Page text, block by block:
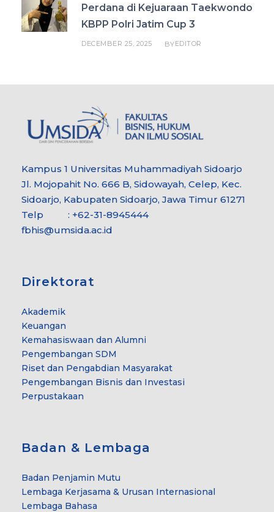
Perdana di Kejuaraan Taekwondo
KBPP Polri Jatim Cup 3
DECEMBER 25, 2025 BYEDITOR
Kampus 1 Universitas Muhammadiyah Sidoarjo
Jl. Mojopahit No. 666 B, Sidowayah, Celep, Kec.
Sidoarjo, Kabupaten Sidoarjo, Jawa Timur 61271
Telp : +62-31-8945444
fbhis@umsida.ac.id
Direktorat
Akademik
Keuangan
Kemahasiswaan dan Alumni
Pengembangan SDM
Riset dan Pengabdian Masyarakat
Pengembangan Bisnis dan Investasi
Perpustakaan
Badan & Lembaga
Badan Penjamin Mutu
Lembaga Kerjasama & Urusan Internasional
Lembaga Bahasa